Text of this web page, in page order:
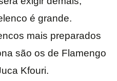
é grande.
mais preparados
são os de Flamengo
Kfouri.